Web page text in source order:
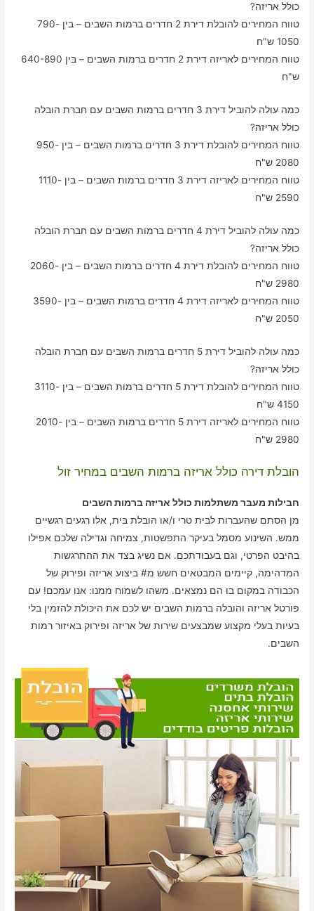
כולל אריזה?
טווח המחירים להובלת דירת 2 חדרים ברמות השבים – בין 790-
1050 ש"ח
טווח המחירים לאריזה דירת 2 חדרים ברמות השבים – בין 640-890
ש"ח
כמה עולה להוביל דירת 3 חדרים ברמות השבים עם חברת הובלה
כולל אריזה?
טווח המחירים להובלת דירת 3 חדרים ברמות השבים – בין 950-
2080 ש"ח
טווח המחירים לאריזה דירת 3 חדרים ברמות השבים – בין 1110-
2590 ש"ח
כמה עולה להוביל דירת 4 חדרים ברמות השבים עם חברת הובלה
כולל אריזה?
טווח המחירים להובלת דירת 4 חדרים ברמות השבים – בין 2060-
2980 ש"ח
טווח המחירים לאריזה דירת 4 חדרים ברמות השבים – בין 3590-
2050 ש"ח
כמה עולה להוביל דירת 5 חדרים ברמות השבים עם חברת הובלה
כולל אריזה?
טווח המחירים להובלת דירת 5 חדרים ברמות השבים – בין 3110-
4150 ש"ח
טווח המחירים לאריזה דירת 5 חדרים ברמות השבים – בין 2010-
2980 ש"ח
הובלת דירה כולל אריזה ברמות השבים במחיר זול
חבילות מעבר משתלמות כולל אריזה ברמות השבים
מן הסתם שהעברות לבית טרי ו/או הובלת בית, אלו רגעים רגשיים
ממש. השינוע מסמל בעיקר התפשטות, צמיחה וגדילה שלכם אפילו
בהיבט הפרטי, וגם בעבודתכם. אם נשיג בצד את ההתרגשות
המדהימה, קיימים המבטאים חשש מ# ביצוע אריזה ופירוק של
הכבודה במקום בו הם נמצאים. משהו לשמוח ממנו: אנו עמכם! עם
פורטל אריזה והובלה ברמות השבים יש לכם את היכולת להזמין בלי
בעיות בעלי מקצוע שמבצעים שירות של אריזה ופירוק באיזור רמות
השבים.